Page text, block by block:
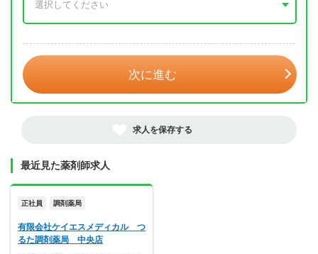
次に進む
求人を保存する
最近見た薬剤師求人
正社員 調剤薬局
有限会社ケイエスメディカル つ
るた調剤薬局 中央店